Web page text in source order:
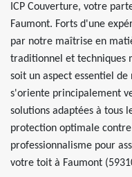
ICP Couverture, votre
Faumont. Forts d'une
par notre maîtrise en
traditionnel et techniques
soit un aspect essentiel
s'oriente principalement
solutions adaptées à tous
protection optimale
professionnalisme pour
votre toit à Faumont